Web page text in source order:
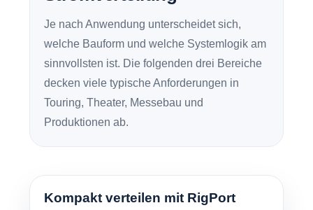
Je nach Anwendung unterscheidet sich,
welche Bauform und welche Systemlogik am
sinnvollsten ist. Die folgenden drei Bereiche
decken viele typische Anforderungen in
Touring, Theater, Messebau und
Produktionen ab.
Kompakt verteilen mit RigPort